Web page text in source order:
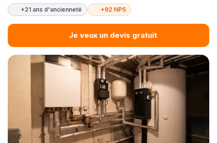
+21 ans d'ancienneté +92 NPS
Je veux un devis gratuit